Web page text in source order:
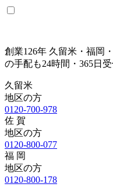
創業126年 久留米・福岡
の手配も24時間・365日
久留米
地区の方
0120-700-978
佐 賀
地区の方
0120-800-077
福 岡
地区の方
0120-800-178